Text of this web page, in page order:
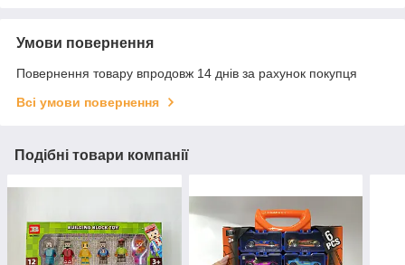
Умови повернення
Повернення товару впродовж 14 днів за рахунок покупця
Всі умови повернення
Подібні товари компанії